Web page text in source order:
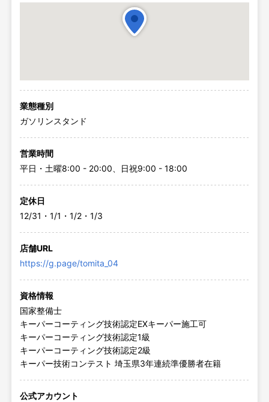
業態種別
ガソリンスタンド
営業時間
平日・土曜8:00 - 20:00、日祝9:00 - 18:00
定休日
12/31・1/1・1/2・1/3
店舗URL
https://g.page/tomita_04
資格情報
国家整備士
キーパーコーティング技術認定EXキーパー施工可
キーパーコーティング技術認定1級
キーパーコーティング技術認定2級
キーパー技術コンテスト 埼玉県3年連続準優勝者在籍
公式アカウント